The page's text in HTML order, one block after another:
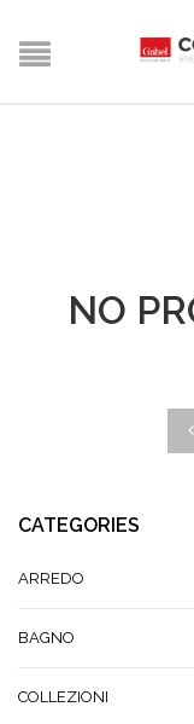
NO
CATEGORIES
ARREDO
BAGNO
COLLEZIONI